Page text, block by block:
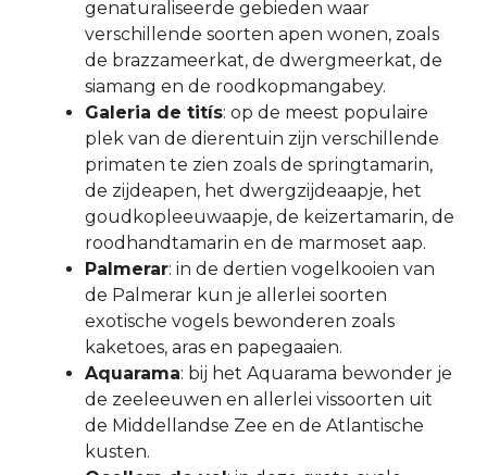
genaturaliseerde gebieden waar
verschillende soorten apen wonen, zoals
de brazzameerkat, de dwergmeerkat, de
siamang en de roodkopmangabey.
Galeria de titís: op de meest populaire
plek van de dierentuin zijn verschillende
primaten te zien zoals de springtamarin,
de zijdeapen, het dwergzijdeaapje, het
goudkopleeuwaapje, de keizertamarin, de
roodhandtamarin en de marmoset aap.
Palmerar: in de dertien vogelkooien van
de Palmerar kun je allerlei soorten
exotische vogels bewonderen zoals
kaketoes, aras en papegaaien.
Aquarama: bij het Aquarama bewonder je
de zeeleeuwen en allerlei vissoorten uit
de Middellandse Zee en de Atlantische
kusten.